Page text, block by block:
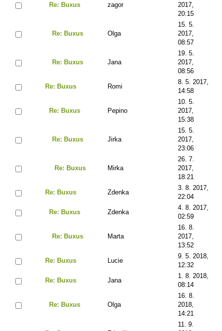
Re: Buxus zagor
2017,
20:15
Re: Buxus Olga
15. 5.
2017,
08:57
Re: Buxus Jana
19. 5.
2017,
08:56
Re: Buxus Romi
8. 5. 2017,
14:58
Re: Buxus Pepino
10. 5.
2017,
15:38
Re: Buxus Jirka
15. 5.
2017,
23:06
Re: Buxus Mirka
26. 7.
2017,
18:21
Re: Buxus Zdenka
3. 8. 2017,
22:04
Re: Buxus Zdenka
4. 8. 2017,
02:59
Re: Buxus Marta
16. 8.
2017,
13:52
Re: Buxus Lucie
9. 5. 2018,
12:32
Re: Buxus Jana
1. 8. 2018,
08:14
Re: Buxus Olga
16. 8.
2018,
14:21
11. 9.